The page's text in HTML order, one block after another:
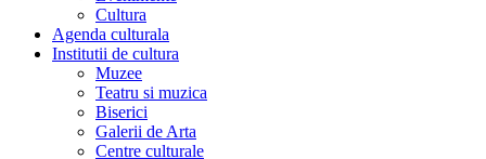
Cultura
Agenda culturala
Institutii de cultura
Muzee
Teatru si muzica
Biserici
Galerii de Arta
Centre culturale